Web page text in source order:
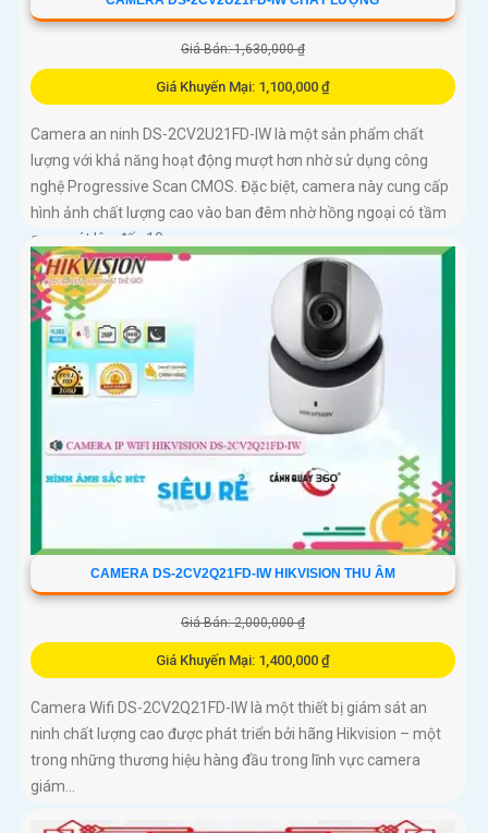
Giá Bán: 1,630,000 ₫
Giá Khuyến Mại: 1,100,000 ₫
Camera an ninh DS-2CV2U21FD-IW là một sản phẩm chất
lượng với khả năng hoạt động mượt hơn nhờ sử dụng công
nghệ Progressive Scan CMOS. Đặc biệt, camera này cung cấp
hình ảnh chất lượng cao vào ban đêm nhờ hồng ngoại có tầm
quan sát lên đến 10m
CAMERA DS-2CV2Q21FD-IW HIKVISION THU ÂM
Giá Bán: 2,000,000 ₫
Giá Khuyến Mại: 1,400,000 ₫
Camera Wifi DS-2CV2Q21FD-IW là một thiết bị giám sát an
ninh chất lượng cao được phát triển bởi hãng Hikvision – một
trong những thương hiệu hàng đầu trong lĩnh vực camera
giám...